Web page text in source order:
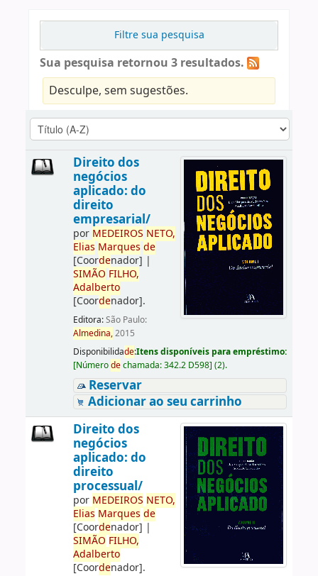
Filtre sua pesquisa
Sua pesquisa retornou 3 resultados.
Desculpe, sem sugestões.
Direito dos
negócios
aplicado: do
direito
empresarial/
por MEDEIROS NETO,
Elias Marques de
[Coordenador] |
SIMÃO FILHO,
Adalberto
[Coordenador].
Editora:São Paulo:
Almedina,2015
Disponibilidade:Itens disponíveis para empréstimo:
[Númerodechamada:342.2 D598] (2).
Reservar
Adicionar ao seu carrinho
Direito dos
negócios
aplicado: do
direito
processual/
por MEDEIROS NETO,
Elias Marques de
[Coordenador] |
SIMÃO FILHO,
Adalberto
[Coordenador].